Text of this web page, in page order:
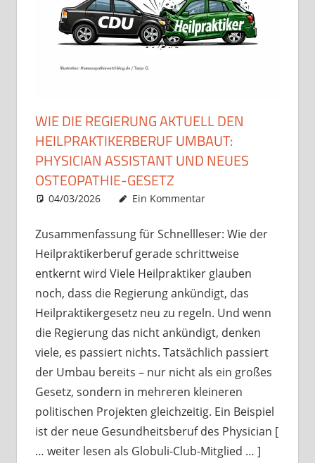
WIE DIE REGIERUNG AKTUELL DEN
HEILPRAKTIKERBERUF UMBAUT:
PHYSICIAN ASSISTANT UND NEUES
OSTEOPATHIE-GESETZ
04/03/2026 Christian J. Becker
Allgemein
Ein Kommentar
Zusammenfassung für Schnellleser: Wie der
Heilpraktikerberuf gerade schrittweise
entkernt wird Viele Heilpraktiker glauben
noch, dass die Regierung ankündigt, das
Heilpraktikergesetz neu zu regeln. Und wenn
die Regierung das nicht ankündigt, denken
viele, es passiert nichts. Tatsächlich passiert
der Umbau bereits – nur nicht als ein großes
Gesetz, sondern in mehreren kleineren
politischen Projekten gleichzeitig. Ein Beispiel
ist der neue Gesundheitsberuf des Physician [
… weiter lesen als Globuli-Club-Mitglied … ]